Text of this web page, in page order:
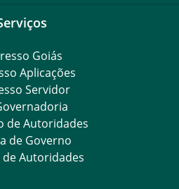
Goiás
Aplicações
Servidor
de Autoridades
de Governo
de Autoridades